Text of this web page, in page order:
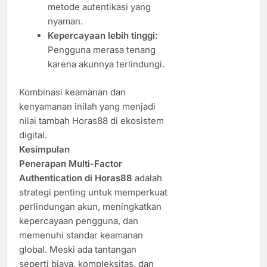
metode autentikasi yang
nyaman.
Kepercayaan lebih tinggi:
Pengguna merasa tenang
karena akunnya terlindungi.
Kombinasi keamanan dan
kenyamanan inilah yang menjadi
nilai tambah Horas88 di ekosistem
digital.
Kesimpulan
Penerapan Multi-Factor
Authentication di Horas88 adalah
strategi penting untuk memperkuat
perlindungan akun, meningkatkan
kepercayaan pengguna, dan
memenuhi standar keamanan
global. Meski ada tantangan
seperti biaya, kompleksitas, dan